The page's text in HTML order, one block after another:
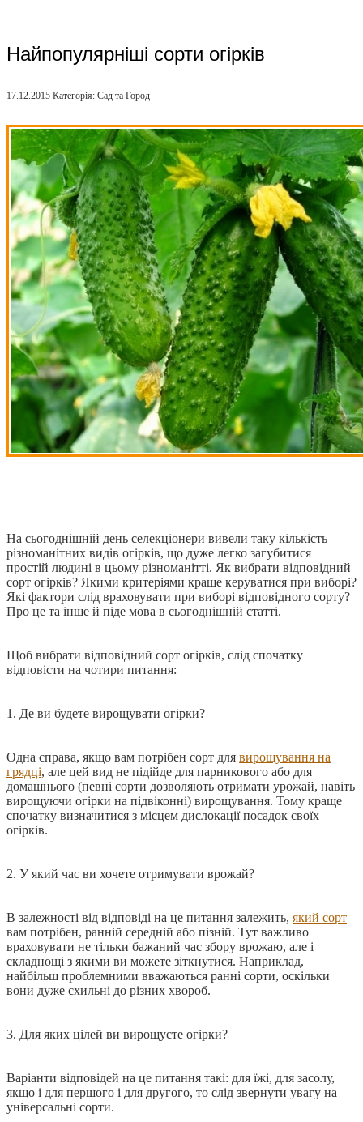
Найпопулярніші сорти огірків
17.12.2015 Категорія: Сад та Город
На сьогоднішній день селекціонери вивели таку кількість
різноманітних видів огірків, що дуже легко загубитися
простій людині в цьому різноманітті. Як вибрати відповідний
сорт огірків? Якими критеріями краще керуватися при виборі?
Які фактори слід враховувати при виборі відповідного сорту?
Про це та інше й піде мова в сьогоднішній статті.
Щоб вибрати відповідний сорт огірків, слід спочатку
відповісти на чотири питання:
1. Де ви будете вирощувати огірки?
Одна справа, якщо вам потрібен сорт для вирощування на
грядці, але цей вид не підійде для парникового або для
домашнього (певні сорти дозволяють отримати урожай, навіть
вирощуючи огірки на підвіконні) вирощування. Тому краще
спочатку визначитися з місцем дислокації посадок своїх
огірків.
2. У який час ви хочете отримувати врожай?
В залежності від відповіді на це питання залежить, який сорт
вам потрібен, ранній середній або пізній. Тут важливо
враховувати не тільки бажаний час збору врожаю, але і
складнощі з якими ви можете зіткнутися. Наприклад,
найбільш проблемними вважаються ранні сорти, оскільки
вони дуже схильні до різних хвороб.
3. Для яких цілей ви вирощуєте огірки?
Варіанти відповідей на це питання такі: для їжі, для засолу,
якщо і для першого і для другого, то слід звернути увагу на
універсальні сорти.